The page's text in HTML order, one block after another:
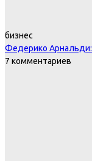
бизнес
Федерико Арнальди:
7 комментариев